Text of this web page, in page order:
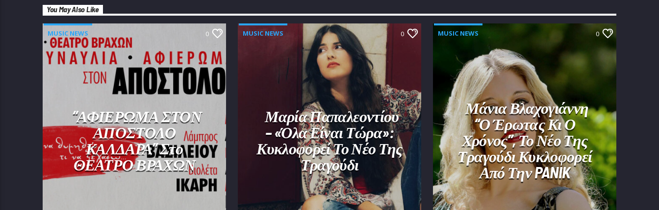
You May Also Like
MUSIC NEWS 0
“ΑΦΙΕΡΩΜΑ ΣΤΟΝ
ΑΠΟΣΤΟΛΟ
ΚΑΛΔΑΡΑ” Στο
ΘΕΑΤΡΟ ΒΡΑΧΩΝ
MUSIC NEWS 0
Μαρία Παπαλεοντίου
– «Όλα Είναι Τώρα»:
Κυκλοφορεί Το Νέο Της
Τραγούδι
MUSIC NEWS 0
Μάνια Βλαχογιάννη
“Ο Έρωτας Κι Ο
Χρόνος”, Το Νέο Της
Τραγούδι Κυκλοφορεί
Από Την PANIK